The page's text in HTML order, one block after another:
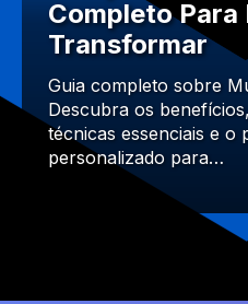
Completo Para
Transformar
Guia completo sobre
Descubra os
técnicas essenciais e o
personalizado para…